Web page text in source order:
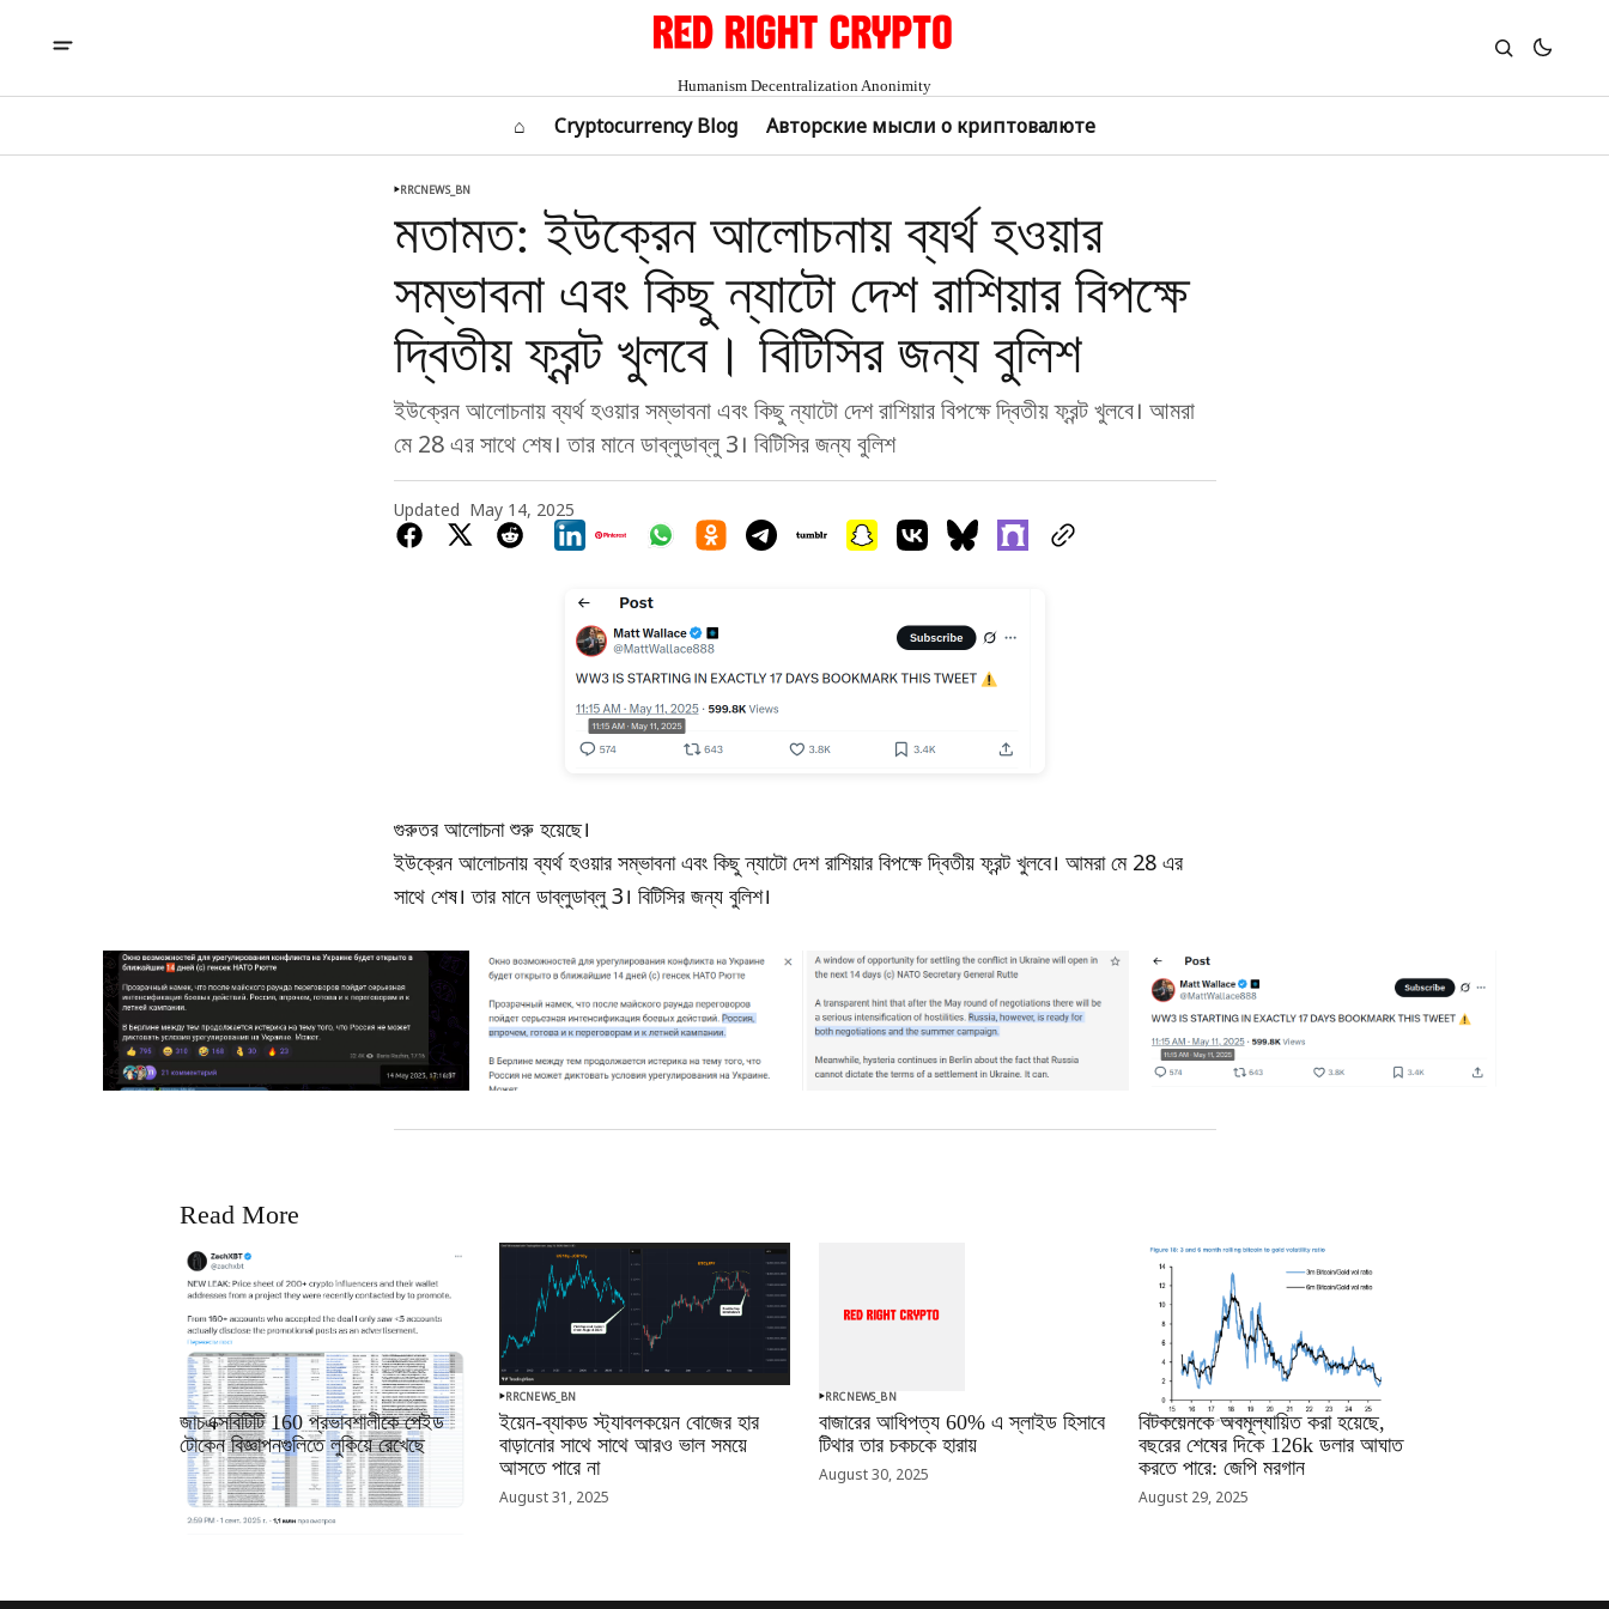
Humanism Decentralization Anonimity
⌂ Cryptocurrency Blog Авторские мысли о криптовалюте
RRCNEWS_BN
মতামত: ইউক্রেন আলোচনায় ব্যর্থ হওয়ার
সম্ভাবনা এবং কিছু ন্যাটো দেশ রাশিয়ার বিপক্ষে
দ্বিতীয় ফ্রন্ট খুলবে। বিটিসির জন্য বুলিশ
ইউক্রেন আলোচনায় ব্যর্থ হওয়ার সম্ভাবনা এবং কিছু ন্যাটো দেশ রাশিয়ার বিপক্ষে দ্বিতীয় ফ্রন্ট খুলবে। আমরা
মে 28 এর সাথে শেষ। তার মানে ডাব্লুডাব্লু 3। বিটিসির জন্য বুলিশ
Updated May 14, 2025
গুরুতর আলোচনা শুরু হয়েছে।
ইউক্রেন আলোচনায় ব্যর্থ হওয়ার সম্ভাবনা এবং কিছু ন্যাটো দেশ রাশিয়ার বিপক্ষে দ্বিতীয় ফ্রন্ট খুলবে। আমরা মে 28 এর
সাথে শেষ। তার মানে ডাব্লুডাব্লু 3। বিটিসির জন্য বুলিশ।
Read More
RRCNEWS_BN
জাচএক্সবিটিটি 160 প্রভাবশালীকে পেইড
টোকেন বিজ্ঞাপনগুলিতে লুকিয়ে রেখেছে
September 01, 2025
RRCNEWS_BN
ইয়েন-ব্যাকড স্ট্যাবলকয়েন বোজের হার
বাড়ানোর সাথে সাথে আরও ভাল সময়ে
আসতে পারে না
August 31, 2025
RRCNEWS_BN
বাজারের আধিপত্য 60% এ স্লাইড হিসাবে
টিথার তার চকচকে হারায়
August 30, 2025
RRCNEWS_BN
বিটকয়েনকে অবমূল্যায়িত করা হয়েছে,
বছরের শেষের দিকে 126k ডলার আঘাত
করতে পারে: জেপি মরগান
August 29, 2025